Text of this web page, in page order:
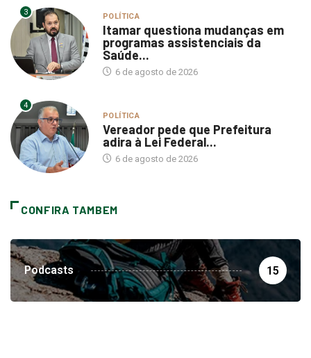
3 POLÍTICA
Itamar questiona mudanças em
programas assistenciais da
Saúde...
6 de agosto de 2026
4
POLÍTICA
Vereador pede que Prefeitura
adira à Lei Federal...
6 de agosto de 2026
CONFIRA TAMBEM
Podcasts 15